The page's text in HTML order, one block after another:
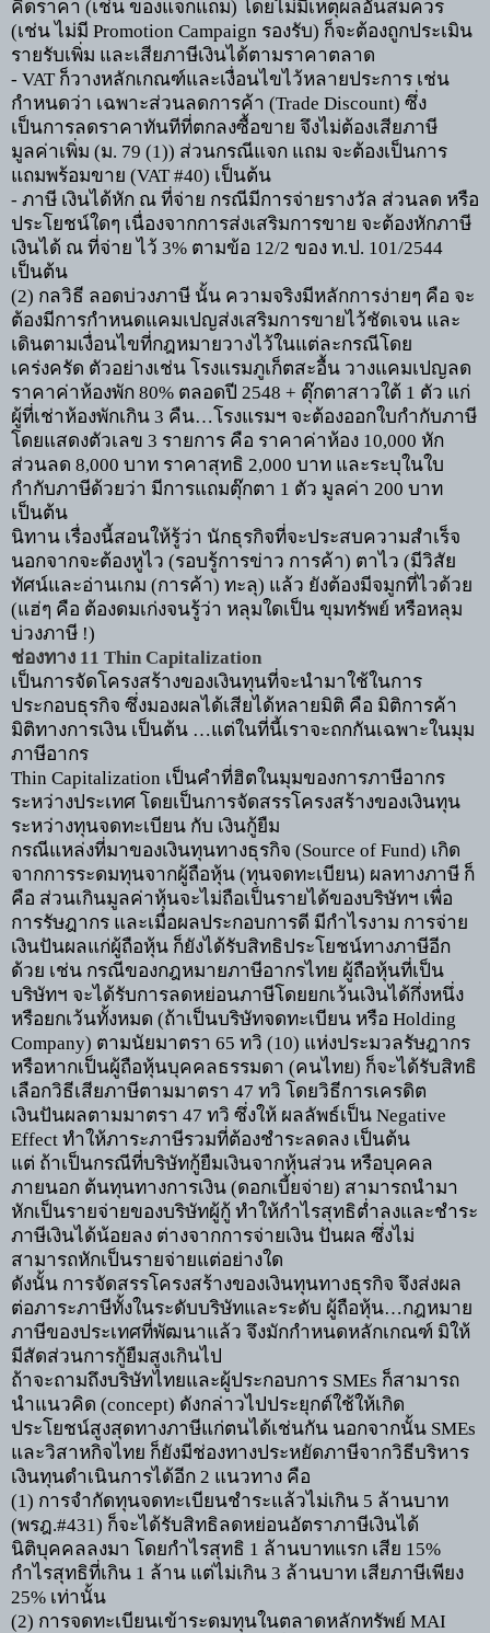
คิดราคา (เช่น ของแจกแถม) โดยไม่มีเหตุผลอันสมควร
(เช่น ไม่มี Promotion Campaign รองรับ) ก็จะต้องถูกประเมิน
รายรับเพิ่ม และเสียภาษีเงินได้ตามราคาตลาด
- VAT ก็วางหลักเกณฑ์และเงื่อนไขไว้หลายประการ เช่น
กำหนดว่า เฉพาะส่วนลดการค้า (Trade Discount) ซึ่ง
เป็นการลดราคาทันทีที่ตกลงซื้อขาย จึงไม่ต้องเสียภาษี
มูลค่าเพิ่ม (ม. 79 (1)) ส่วนกรณีแจก แถม จะต้องเป็นการ
แถมพร้อมขาย (VAT #40) เป็นต้น
- ภาษี เงินได้หัก ณ ที่จ่าย กรณีมีการจ่ายรางวัล ส่วนลด หรือ
ประโยชน์ใดๆ เนื่องจากการส่งเสริมการขาย จะต้องหักภาษี
เงินได้ ณ ที่จ่าย ไว้ 3% ตามข้อ 12/2 ของ ท.ป. 101/2544
เป็นต้น
(2) กลวิธี ลอดบ่วงภาษี นั้น ความจริงมีหลักการง่ายๆ คือ จะ
ต้องมีการกำหนดแคมเปญส่งเสริมการขายไว้ชัดเจน และ
เดินตามเงื่อนไขที่กฎหมายวางไว้ในแต่ละกรณีโดย
เคร่งครัด ตัวอย่างเช่น โรงแรมภูเก็ตสะอื้น วางแคมเปญลด
ราคาค่าห้องพัก 80% ตลอดปี 2548 + ตุ๊กตาสาวใต้ 1 ตัว แก่
ผู้ที่เช่าห้องพักเกิน 3 คืน…โรงแรมฯ จะต้องออกใบกำกับภาษี
โดยแสดงตัวเลข 3 รายการ คือ ราคาค่าห้อง 10,000 หัก
ส่วนลด 8,000 บาท ราคาสุทธิ 2,000 บาท และระบุในใบ
กำกับภาษีด้วยว่า มีการแถมตุ๊กตา 1 ตัว มูลค่า 200 บาท
เป็นต้น
นิทาน เรื่องนี้สอนให้รู้ว่า นักธุรกิจที่จะประสบความสำเร็จ
นอกจากจะต้องหูไว (รอบรู้การข่าว การค้า) ตาไว (มีวิสัย
ทัศน์และอ่านเกม (การค้า) ทะลุ) แล้ว ยังต้องมีจมูกที่ไวด้วย
(แฮ่ๆ คือ ต้องดมเก่งจนรู้ว่า หลุมใดเป็น ขุมทรัพย์ หรือหลุม
บ่วงภาษี !)
ช่องทาง 11 Thin Capitalization
เป็นการจัดโครงสร้างของเงินทุนที่จะนำมาใช้ในการ
ประกอบธุรกิจ ซึ่งมองผลได้เสียได้หลายมิติ คือ มิติการค้า
มิติทางการเงิน เป็นต้น …แต่ในที่นี้เราจะถกกันเฉพาะในมุม
ภาษีอากร
Thin Capitalization เป็นคำที่ฮิตในมุมของการภาษีอากร
ระหว่างประเทศ โดยเป็นการจัดสรรโครงสร้างของเงินทุน
ระหว่างทุนจดทะเบียน กับ เงินกู้ยืม
กรณีแหล่งที่มาของเงินทุนทางธุรกิจ (Source of Fund) เกิด
จากการระดมทุนจากผู้ถือหุ้น (ทุนจดทะเบียน) ผลทางภาษี ก็
คือ ส่วนเกินมูลค่าหุ้นจะไม่ถือเป็นรายได้ของบริษัทฯ เพื่อ
การรัษฎากร และเมื่อผลประกอบการดี มีกำไรงาม การจ่าย
เงินปันผลแก่ผู้ถือหุ้น ก็ยังได้รับสิทธิประโยชน์ทางภาษีอีก
ด้วย เช่น กรณีของกฎหมายภาษีอากรไทย ผู้ถือหุ้นที่เป็น
บริษัทฯ จะได้รับการลดหย่อนภาษีโดยยกเว้นเงินได้กึ่งหนึ่ง
หรือยกเว้นทั้งหมด (ถ้าเป็นบริษัทจดทะเบียน หรือ Holding
Company) ตามนัยมาตรา 65 ทวิ (10) แห่งประมวลรัษฎากร
หรือหากเป็นผู้ถือหุ้นบุคคลธรรมดา (คนไทย) ก็จะได้รับสิทธิ
เลือกวิธีเสียภาษีตามมาตรา 47 ทวิ โดยวิธีการเครดิต
เงินปันผลตามมาตรา 47 ทวิ ซึ่งให้ ผลลัพธ์เป็น Negative
Effect ทำให้ภาระภาษีรวมที่ต้องชำระลดลง เป็นต้น
แต่ ถ้าเป็นกรณีที่บริษัทกู้ยืมเงินจากหุ้นส่วน หรือบุคคล
ภายนอก ต้นทุนทางการเงิน (ดอกเบี้ยจ่าย) สามารถนำมา
หักเป็นรายจ่ายของบริษัทผู้กู้ ทำให้กำไรสุทธิต่ำลงและชำระ
ภาษีเงินได้น้อยลง ต่างจากการจ่ายเงิน ปันผล ซึ่งไม่
สามารถหักเป็นรายจ่ายแต่อย่างใด
ดังนั้น การจัดสรรโครงสร้างของเงินทุนทางธุรกิจ จึงส่งผล
ต่อภาระภาษีทั้งในระดับบริษัทและระดับ ผู้ถือหุ้น…กฎหมาย
ภาษีของประเทศที่พัฒนาแล้ว จึงมักกำหนดหลักเกณฑ์ มิให้
มีสัดส่วนการกู้ยืมสูงเกินไป
ถ้าจะถามถึงบริษัทไทยและผู้ประกอบการ SMEs ก็สามารถ
นำแนวคิด (concept) ดังกล่าวไปประยุกต์ใช้ให้เกิด
ประโยชน์สูงสุดทางภาษีแก่ตนได้เช่นกัน นอกจากนั้น SMEs
และวิสาหกิจไทย ก็ยังมีช่องทางประหยัดภาษีจากวิธีบริหาร
เงินทุนดำเนินการได้อีก 2 แนวทาง คือ
(1) การจำกัดทุนจดทะเบียนชำระแล้วไม่เกิน 5 ล้านบาท
(พรฎ.#431) ก็จะได้รับสิทธิลดหย่อนอัตราภาษีเงินได้
นิติบุคคลลงมา โดยกำไรสุทธิ 1 ล้านบาทแรก เสีย 15%
กำไรสุทธิที่เกิน 1 ล้าน แต่ไม่เกิน 3 ล้านบาท เสียภาษีเพียง
25% เท่านั้น
(2) การจดทะเบียนเข้าระดมทุนในตลาดหลักทรัพย์ MAI